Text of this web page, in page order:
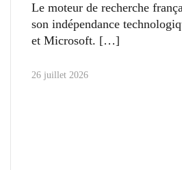
Le moteur de recherche
son indépendance
et Microsoft.
26 juillet 2026